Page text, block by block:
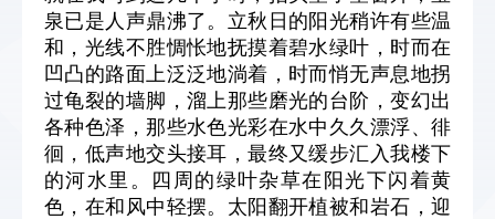
泉已是人声鼎沸了。立秋日的阳光稍许有些温
和，光线不胜惆怅地抚摸着碧水绿叶，时而在
凹凸的路面上泛泛地淌着，时而悄无声息地拐
过龟裂的墙脚，溜上那些磨光的台阶，变幻出
各种色泽，那些水色光彩在水中久久漂浮、徘
徊，低声地交头接耳，最终又缓步汇入我楼下
的河水里。四周的绿叶杂草在阳光下闪着黄
色，在和风中轻摆。太阳翻开植被和岩石，迎